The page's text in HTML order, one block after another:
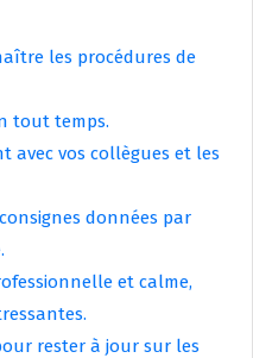
les procédures de
tout temps.
avec vos collègues et les
données par
et calme,
rester à jour sur les